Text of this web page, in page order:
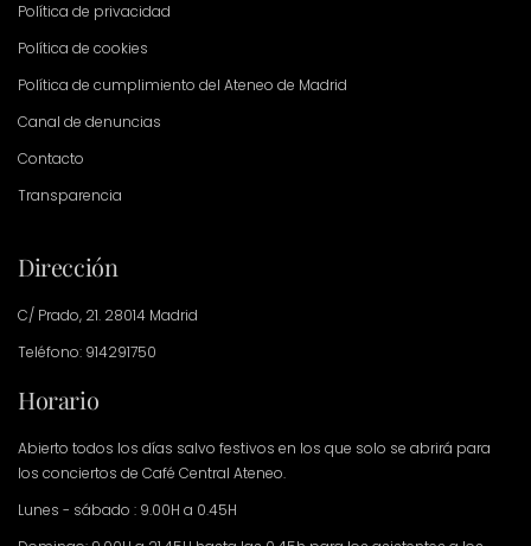
Política de privacidad
Política de cookies
Política de cumplimiento del Ateneo de Madrid
Canal de denuncias
Contacto
Transparencia
Dirección
C/ Prado, 21. 28014 Madrid
Teléfono: 914291750
Horario
Abierto todos los días salvo festivos en los que solo se abrirá para
los conciertos de Café Central Ateneo.
Lunes - sábado : 9.00H a 0.45H